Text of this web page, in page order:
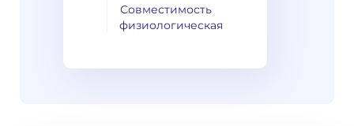
Совместимость
физиологическая